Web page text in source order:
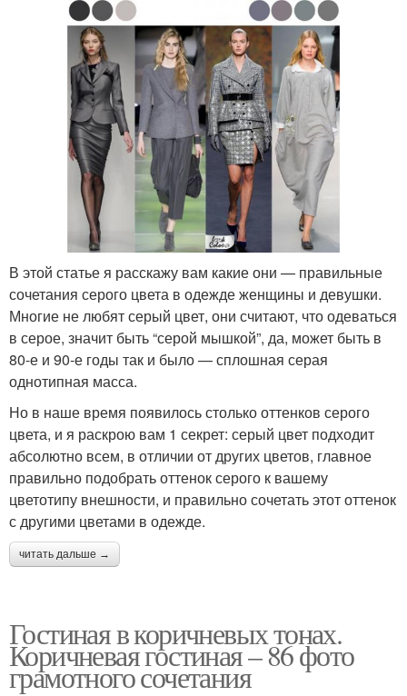
В этой статье я расскажу вам какие они — правильные
сочетания серого цвета в одежде женщины и девушки.
Многие не любят серый цвет, они считают, что одеваться
в серое, значит быть “серой мышкой”, да, может быть в
80-е и 90-е годы так и было — сплошная серая
однотипная масса.
Но в наше время появилось столько оттенков серого
цвета, и я раскрою вам 1 секрет: серый цвет подходит
абсолютно всем, в отличии от других цветов, главное
правильно подобрать оттенок серого к вашему
цветотипу внешности, и правильно сочетать этот оттенок
с другими цветами в одежде.
читать дальше →
Гостиная в коричневых тонах.
Коричневая гостиная – 86 фото
грамотного сочетания